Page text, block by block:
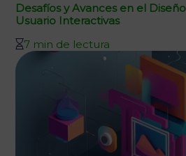
Desafíos y Avances en el
Usuario Interactivas
7 min de lectura